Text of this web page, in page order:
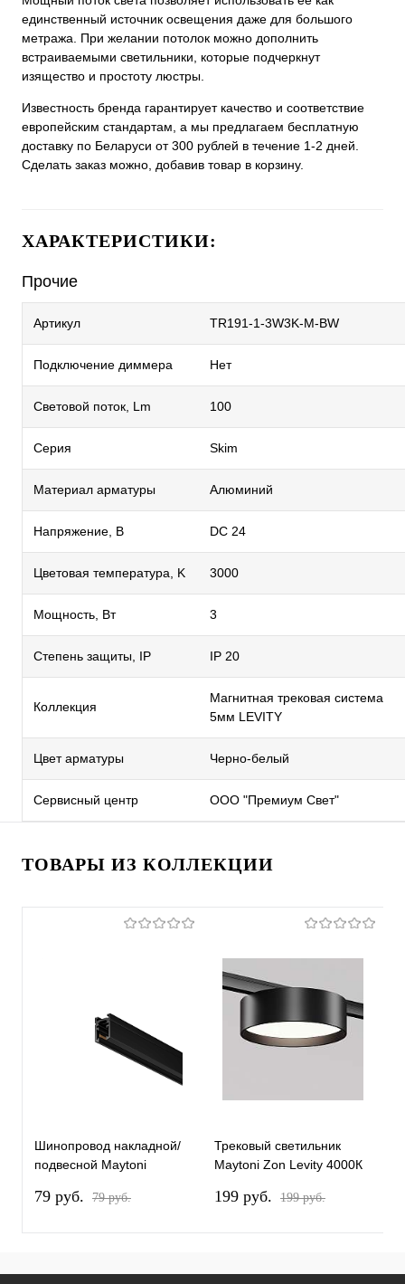
единственный источник освещения даже для большого
метража. При желании потолок можно дополнить
встраиваемыми светильники, которые подчеркнут
изящество и простоту люстры.
Известность бренда гарантирует качество и соответствие
европейским стандартам, а мы предлагаем бесплатную
доставку по Беларуси от 300 рублей в течение 1-2 дней.
Сделать заказ можно, добавив товар в корзину.
ХАРАКТЕРИСТИКИ:
Прочие
Артикул TR191-1-3W3K-M-BW
Подключение диммера Нет
Световой поток, Lm 100
Серия Skim
Материал арматуры Алюминий
Напряжение, В DC 24
Цветовая температура, K 3000
Мощность, Вт 3
Степень защиты, IP IP 20
Коллекция
Магнитная трековая система
5мм LEVITY
Цвет арматуры Черно-белый
Сервисный центр ООО "Премиум Свет"
ТОВАРЫ ИЗ КОЛЛЕКЦИИ
Шинопровод накладной/
подвесной Maytoni
79 pуб. 79 pуб.
Трековый светильник
Maytoni Zon Levity 4000К
12W4K-B
199 pуб. 199 pуб.